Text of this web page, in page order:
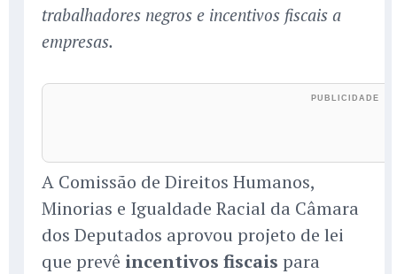
trabalhadores negros e incentivos fiscais a
empresas.
A Comissão de Direitos Humanos,
Minorias e Igualdade Racial da Câmara
dos Deputados aprovou projeto de lei
que prevê incentivos fiscais para